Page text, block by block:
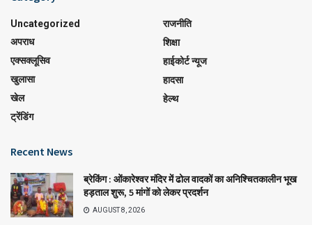
Uncategorized
अपराध
एक्सक्लूसिव
खुलासा
खेल
ट्रेंडिंग
राजनीति
शिक्षा
हाईकोर्ट न्यूज
हादसा
हेल्थ
Recent News
ब्रेकिंग : ओंकारेश्वर मंदिर में ढोल वादकों का अनिश्चितकालीन भूख
हड़ताल शुरू, 5 मांगों को लेकर प्रदर्शन
AUGUST 8, 2026